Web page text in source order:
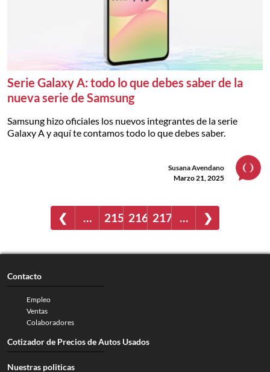
Serie Galaxy A: todo lo que debes saber de la
nueva serie de Samsung
Samsung hizo oficiales los nuevos integrantes de la serie
Galaxy A y aquí te contamos todo lo que debes saber.
Susana Avendano
Marzo 21, 2025
❮ … 215 216 217 … ❯
Contacto
Empleo
Ventas
Colaboradores
Cotizador de Precios de Autos Usados
Nuestras politicas